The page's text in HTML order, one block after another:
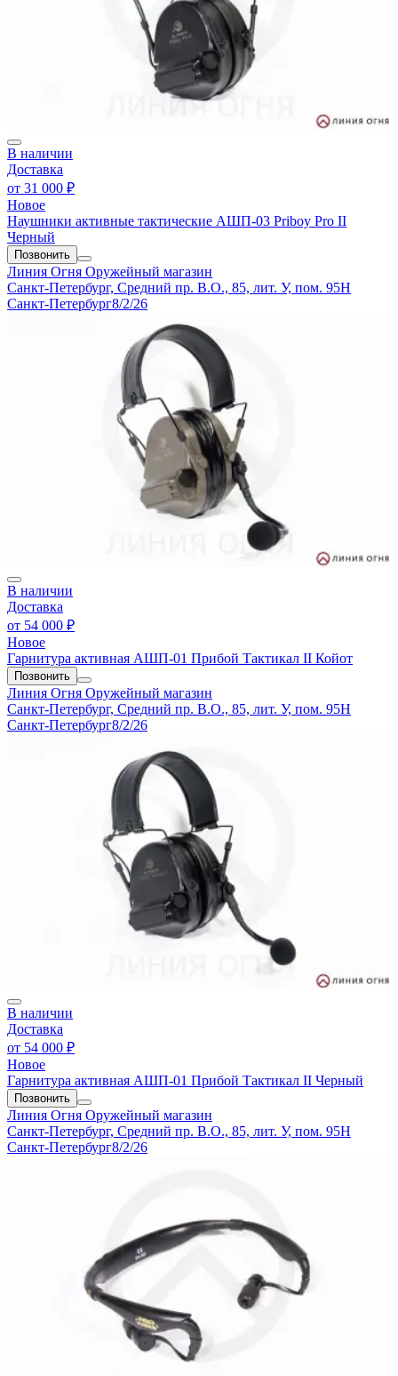
В наличии
Доставка
от 31 000 ₽
Новое
Наушники активные тактические АШП-03 Priboy Pro II
Черный
Позвонить
Линия Огня Оружейный магазин
Санкт-Петербург, Средний пр. В.О., 85, лит. У, пом. 95Н
Санкт-Петербург8/2/26
В наличии
Доставка
от 54 000 ₽
Новое
Гарнитура активная АШП-01 Прибой Тактикал II Койот
Позвонить
Линия Огня Оружейный магазин
Санкт-Петербург, Средний пр. В.О., 85, лит. У, пом. 95Н
Санкт-Петербург8/2/26
В наличии
Доставка
от 54 000 ₽
Новое
Гарнитура активная АШП-01 Прибой Тактикал II Черный
Позвонить
Линия Огня Оружейный магазин
Санкт-Петербург, Средний пр. В.О., 85, лит. У, пом. 95Н
Санкт-Петербург8/2/26